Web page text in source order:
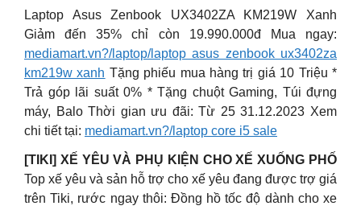
Laptop Asus Zenbook UX3402ZA KM219W Xanh
Giảm đến 35% chỉ còn 19.990.000đ Mua ngay:
mediamart.vn?/laptop/laptop asus zenbook ux3402za
km219w xanh Tặng phiếu mua hàng trị giá 10 Triệu *
Trả góp lãi suất 0% * Tặng chuột Gaming, Túi đựng
máy, Balo Thời gian ưu đãi: Từ 25 31.12.2023 Xem
chi tiết tại: mediamart.vn?/laptop core i5 sale
[TIKI] XẾ YÊU VÀ PHỤ KIỆN CHO XẾ XUỐNG PHỐ
Top xế yêu và sản hỗ trợ cho xế yêu đang được trợ giá
trên Tiki, rước ngay thôi: Đồng hồ tốc độ dành cho xe